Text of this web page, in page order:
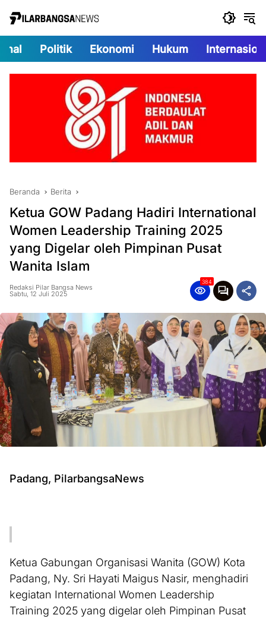
Politik Ekonomi Hukum
Beranda Berita
Ketua GOW Padang Hadiri International
Women Leadership Training 2025
yang Digelar oleh Pimpinan Pusat
Wanita Islam
Redaksi Pilar Bangsa News
Sabtu, 12 Juli 2025
384
Padang, PilarbangsaNews
Ketua Gabungan Organisasi Wanita (GOW) Kota
Padang, Ny. Sri Hayati Maigus Nasir, menghadiri
kegiatan International Women Leadership
Training 2025 yang digelar oleh Pimpinan Pusat